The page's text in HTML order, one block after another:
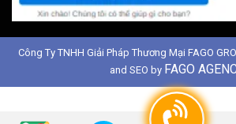
Công Ty TNHH Giải Pháp Thương Mại FAGO
and SEO by FAGO